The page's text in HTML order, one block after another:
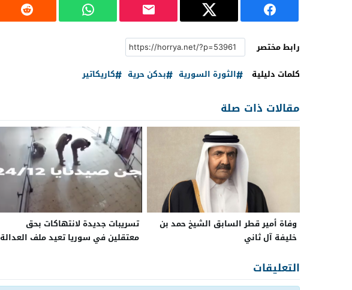
رابط مختصر
كلمات دليلية
الثورة السورية بدكن حرية كاريكاتير
مقالات ذات صلة
وفاة أمير قطر السابق الشيخ حمد بن
خليفة آل ثاني
تسريبات جديدة لانتهاكات بحق
معتقلين في سوريا تعيد ملف العدالة
التعليقات